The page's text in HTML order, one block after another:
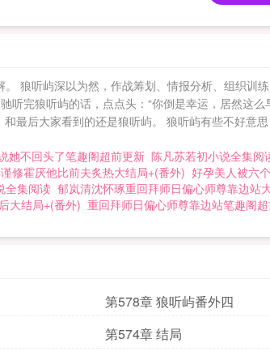
狼听屿深以为然，作战筹划、情报分析、组织训练
听完狼听屿的话，点点头：“你倒是幸运，居然这么
最后大家看到的还是狼听屿。 狼听屿有些不好意
她不回头了笔趣阁超前更新 陈凡苏若初小说全集阅
修霍厌他比前夫炙热大结局+(番外) 好孕美人被六
全集阅读 郁岚清沈怀琢重回拜师日偏心师尊靠边站
大结局+(番外) 重回拜师日偏心师尊靠边站笔趣阁
第578章 狼听屿番外四
第574章 结局